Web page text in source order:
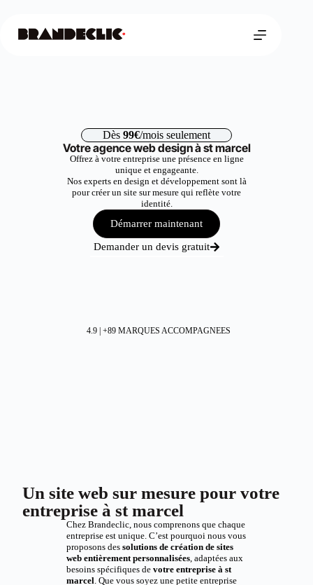
Dès 99€/mois seulement
Votre agence web design à st marcel
Offrez à votre entreprise une présence en ligne
unique et engageante.
Nos experts en design et développement sont là
pour créer un site sur mesure qui reflète votre
identité.
Démarrer maintenant
Demander un devis gratuit
4.9 | +89 MARQUES ACCOMPAGNEES
Un site web sur mesure pour votre
entreprise à st marcel
Chez Brandeclic, nous comprenons que chaque
entreprise est unique. C’est pourquoi nous vous
proposons des solutions de création de sites
web entièrement personnalisées, adaptées aux
besoins spécifiques de votre entreprise à st
marcel. Que vous soyez une petite entreprise